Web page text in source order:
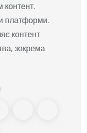
платформи.
контент
зокрема